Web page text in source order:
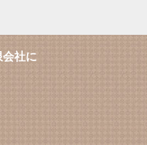
社に